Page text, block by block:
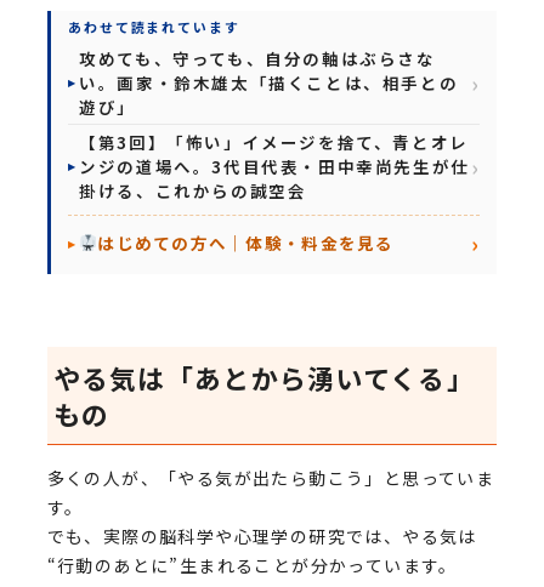
あわせて読まれています
攻めても、守っても、自分の軸はぶらさな
い。画家・鈴木雄太「描くことは、相手との
遊び」
【第3回】「怖い」イメージを捨て、青とオレ
ンジの道場へ。3代目代表・田中幸尚先生が仕
掛ける、これからの誠空会
はじめての方へ｜体験・料金を見る
やる気は「あとから湧いてくる」
もの
多くの人が、「やる気が出たら動こう」と思っていま
す。
でも、実際の脳科学や心理学の研究では、やる気は
“行動のあとに”生まれることが分かっています。